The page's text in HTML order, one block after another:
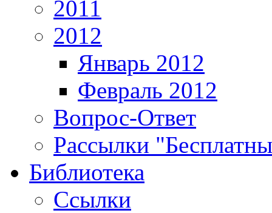
2011
2012
Январь 2012
Февраль 2012
Вопрос-Ответ
Рассылки
Библиотека
Ссылки